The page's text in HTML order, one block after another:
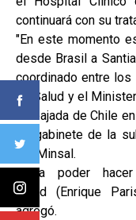
continuará con su
"En este momento
desde Brasil a
coordinado entre
de Salud y el
embajada de Chile
de gabinete de la
del Minsal.
"Para poder
Salud (Enrique
agregó.